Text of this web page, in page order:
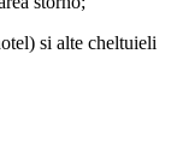
si alte cheltuieli